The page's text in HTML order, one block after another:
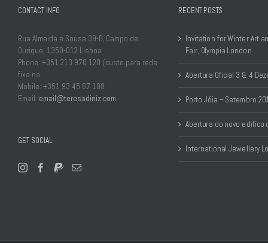
CONTACT INFO
Rua Almeida e Sousa 39-B, Campo de
Ourique, 1350-012 Lisboa
Phone: +351 213 970 120 (custo para rede
fixa na
Mobile: +351 93 45 67 108
Email: email@teresadiniz.com
GET SOCIAL
RECENT POSTS
Invitation for Winter Art
Fair, Olympia London
Abertura Oficial 3 & 4
Porto Jóia – Setembro
Abertura do novo edifíco
International Jewellery